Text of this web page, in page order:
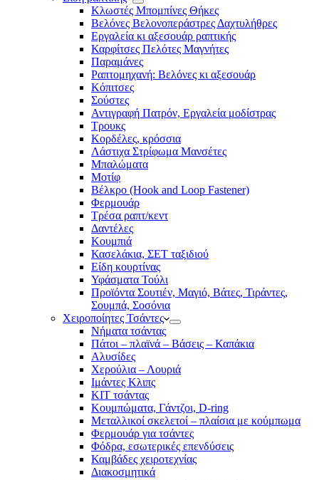
Κλωστές Μπομπίνες Θήκες
Βελόνες Βελονοπεράστρες Δαχτυλήθρες
Εργαλεία κι αξεσουάρ ραπτικής
Καρφίτσες Πελότες Μαγνήτες
Παραμάνες
Ραπτομηχανή: Βελόνες κι αξεσουάρ
Κόπιτσες
Σούστες
Αντιγραφή Πατρόν, Εργαλεία μοδίστρας
Τρουκς
Κορδέλες, κρόσσια
Λάστιχα Στρίφωμα Μανσέτες
Μπαλώματα
Mοτίφ
Βέλκρο (Hook and Loop Fastener)
Φερμουάρ
Τρέσα ραπτ/κεντ
Δαντέλες
Κουμπιά
Κασελάκια, ΣΕΤ ταξιδιού
Είδη κουρτίνας
Υφάσματα Τούλι
Προϊόντα Σουτιέν, Μαγιό, Βάτες, Τιράντες,
Σουμπά, Σοσόνια
Χειροποίητες Τσάντες
Νήματα τσάντας
Πάτοι – πλαϊνά – Βάσεις – Καπάκια
Αλυσίδες
Χερούλια – Λουριά
Ιμάντες Κλιπς
ΚΙΤ τσάντας
Κουμπώματα, Γάντζοι, D-ring
Μεταλλικοί σκελετοί – πλαίσια με κούμπωμα
Φερμουάρ για τσάντες
Φόδρα, εσωτερικές επενδύσεις
Καμβάδες χειροτεχνίας
Διακοσμητικά